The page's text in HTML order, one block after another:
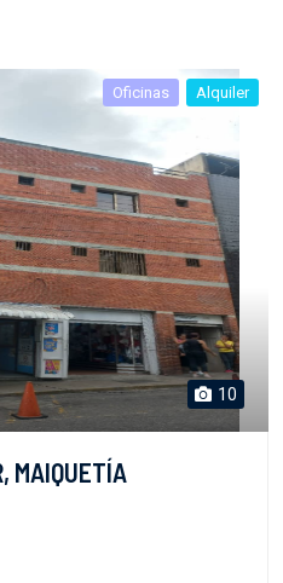
Oficinas Alquiler
10
MAIQUETÍA